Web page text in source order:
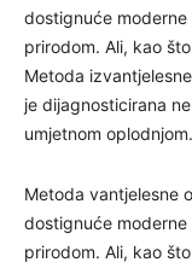
dostignuće
prirodom. Ali, kao
Metoda
je dijagnosticirana
umjetnom oplodnjom.
Metoda vantjelesne
dostignuće
prirodom. Ali, kao